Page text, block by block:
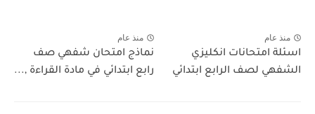
منذ عام
اسئلة امتحانات انكليزي
الشفهي لصف الرابع ابتدائي
منذ عام
نماذج امتحان شفهي صف
رابع ابتدائي في مادة القراءة ,...